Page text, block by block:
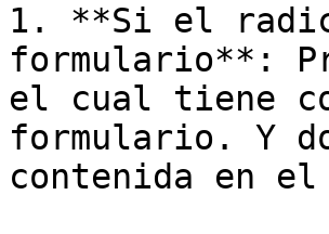
1. **Si el
formulario**:
el cual tiene
formulario. Y
contenida en